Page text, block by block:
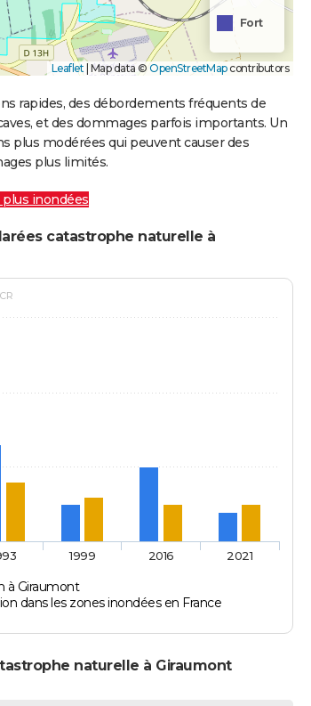
Fort
Leaflet Map data © OpenStreetMapcontributors
rapides, des débordements fréquents de
et des dommages parfois importants. Un
plus modérées qui peuvent causer des
plus limités.
plus inondées
catastrophe naturelle à
à Giraumont
dans les zones inondées en France
1999 2016 2021
naturelle à Giraumont